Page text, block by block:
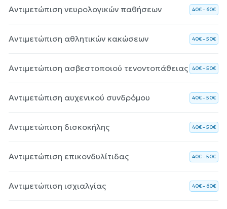
Αντιμετώπιση νευρολογικών παθήσεων 40€ – 60€
Αντιμετώπιση αθλητικών κακώσεων 40€ – 50€
Αντιμετώπιση ασβεστοποιού τενοντοπάθειας 40€ – 50€
Αντιμετώπιση αυχενικού συνδρόμου 40€ – 50€
Αντιμετώπιση δισκοκήλης 40€ – 50€
Αντιμετώπιση επικονδυλίτιδας 40€ – 50€
Αντιμετώπιση ισχιαλγίας 40€ – 60€